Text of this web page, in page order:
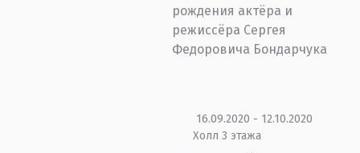
рождения актёра и
режиссёра Сергея
Федоровича Бондарчука
16.09.2020 - 12.10.2020
Холл 3 этажа